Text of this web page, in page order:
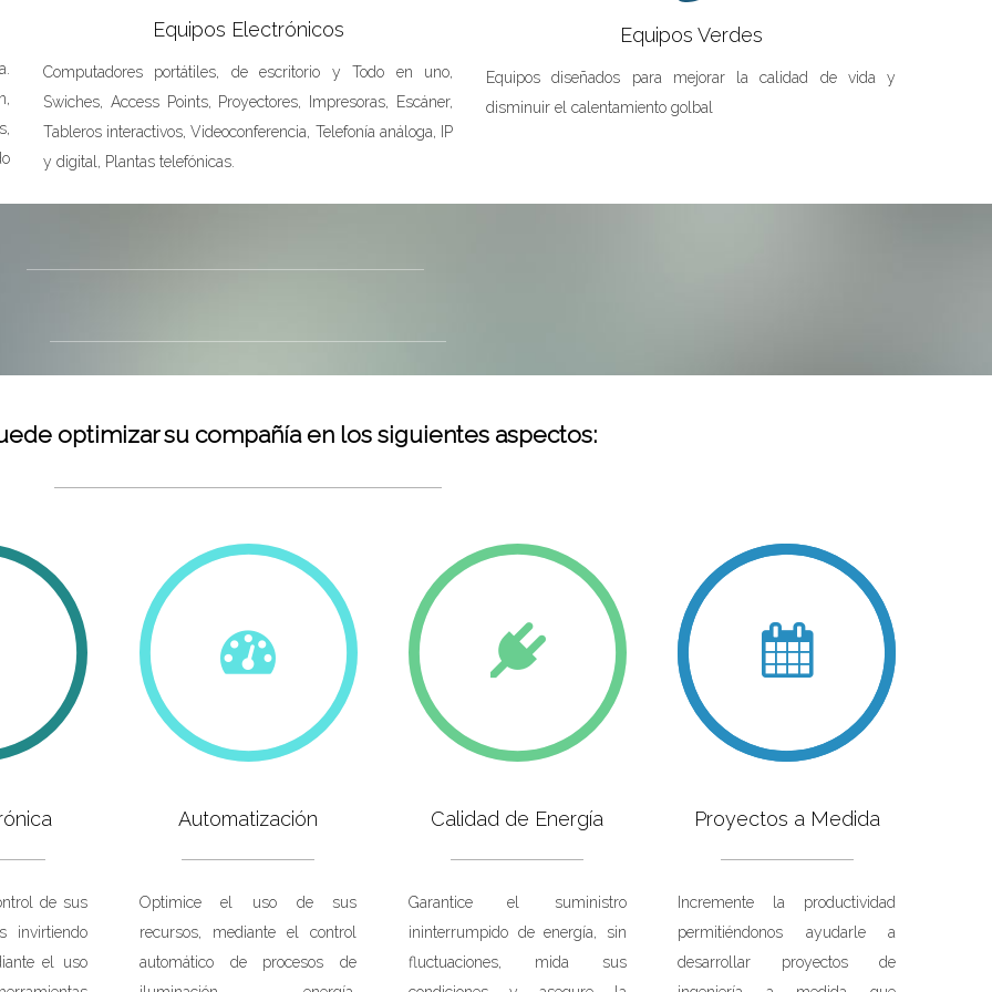
Equipos Electrónicos
Computadores portátiles, de escritorio y Todo en uno,
Swiches, Access Points, Proyectores, Impresoras, Escáner,
Tableros interactivos, Videoconferencia, Telefonía análoga, IP
y digital, Plantas telefónicas.
Equipos Verdes
Equipos diseñados para mejorar la calidad de vida y
disminuir el calentamiento golbal
optimizar su compañía en los siguientes aspectos:
de sus
invirtiendo
el uso
Automatización
Optimice el uso de sus
recursos, mediante el control
automático de procesos de
Calidad de Energía
Garantice el suministro
ininterrumpido de energía, sin
fluctuaciones, mida sus
Proyectos a Medida
Incremente la productividad
permitiéndonos ayudarle a
desarrollar proyectos de